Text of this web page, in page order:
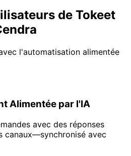
de Tokeet
l'automatisation alimentée
Alimentée par l'IA
avec des réponses
canaux—synchronisé avec